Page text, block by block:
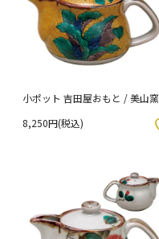
小ポット 吉田屋おもと / 美山窯
8,250円(税込)